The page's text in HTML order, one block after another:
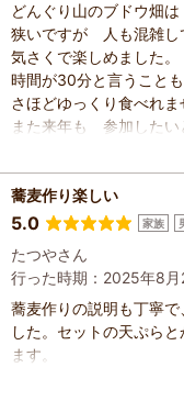
どんぐり山のブドウ畑
狭いですが 人も混雑
気さくで楽しめました。
時間が30分と言うこと
さほどゆっくり食べれ
また来年も 参加したい
蕎麦作り楽しい
5.0 家族
たつやさん
行った時期：2025年8月
蕎麦作りの説明も丁寧
した。セットの天ぷら
ます。